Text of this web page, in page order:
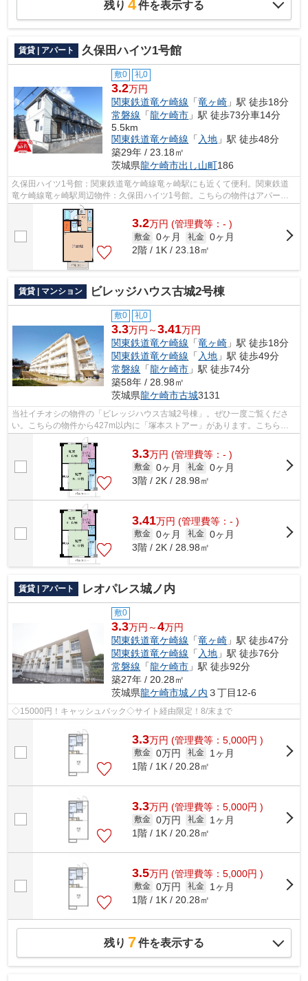
残り 4件を表示する
賃貸 | アパート 久保田ハイツ1号館
敷0 礼0
3.2万円
関東鉄道竜ケ崎線 「竜ヶ崎 」駅 徒歩18分
常磐線 「龍ケ崎市 」駅 徒歩73分車14分
5.5km
関東鉄道竜ケ崎線 「 入地 」駅 徒歩48分
築29年 / 23.18㎡
茨城県龍ケ崎市出し山町186
久保田ハイツ1号館：関東鉄道竜ケ崎線竜ヶ崎駅にも近くて便利。関東鉄道
竜ケ崎線竜ヶ崎駅周辺物件：久保田ハイツ1号館。こちらの物件はアパート
です。スタッフ一同、気持ちを込めてお...
3.2万円 (管理費等：- )
敷金 0ヶ月 礼金 0ヶ月
2階 / 1K / 23.18㎡
賃貸 | マンション ビレッジハウス古城2号棟
敷0 礼0
3.3万円～3.41万円
関東鉄道竜ケ崎線 「竜ヶ崎 」駅 徒歩18分
関東鉄道竜ケ崎線 「 入地 」駅 徒歩49分
常磐線 「龍ケ崎市 」駅 徒歩74分
築58年 / 28.98㎡
茨城県龍ケ崎市古城3131
当社イチオシの物件の「ビレッジハウス古城2号棟」。ぜひ一度ご覧くださ
い。こちらの物件から427m以内に「塚本ストアー」があります。こちらの
物件はマンションです。関東鉄道竜ケ崎線...
3.3万円 (管理費等：- )
敷金 0ヶ月 礼金 0ヶ月
3階 / 2K / 28.98㎡
3.41万円 (管理費等：- )
敷金 0ヶ月 礼金 0ヶ月
3階 / 2K / 28.98㎡
賃貸 | アパート レオパレス城ノ内
敷0
3.3万円～4万円
関東鉄道竜ケ崎線 「竜ヶ崎 」駅 徒歩47分
関東鉄道竜ケ崎線 「 入地 」駅 徒歩76分
常磐線 「龍ケ崎市 」駅 徒歩92分
築27年 / 20.28㎡
茨城県龍ケ崎市城ノ内 ３丁目12-6
◇15000円！キャッシュバック◇サイト経由限定！8/末まで
3.3万円 (管理費等：5,000円 )
敷金 0万円 礼金
1ヶ月
1階 / 1K / 20.28㎡
3.3万円 (管理費等：5,000円 )
敷金 0万円 礼金
1ヶ月
1階 / 1K / 20.28㎡
3.5万円 (管理費等：5,000円 )
敷金 0万円 礼金
1ヶ月
1階 / 1K / 20.28㎡
残り 7件を表示する